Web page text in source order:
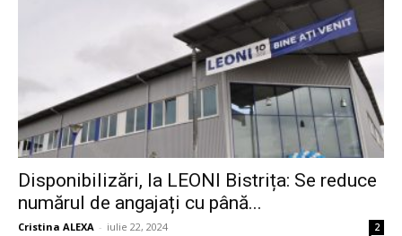
Disponibilizări, la LEONI Bistrița: Se reduce
numărul de angajați cu până...
Cristina ALEXA - iulie 22, 2024 2